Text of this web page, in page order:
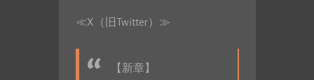
≪X（旧Twitter）≫
【新章】